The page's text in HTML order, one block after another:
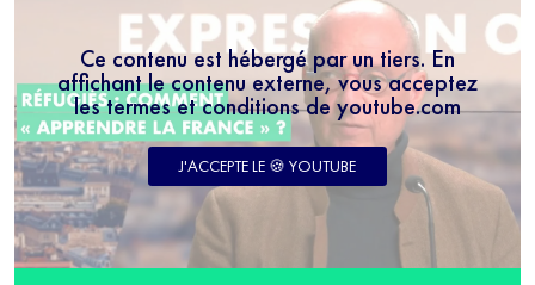
Ce contenu est hébergé par un tiers. En
affichant le contenu externe, vous acceptez
les termes et conditions de youtube.com
J'ACCEPTE LE 🍪 YOUTUBE